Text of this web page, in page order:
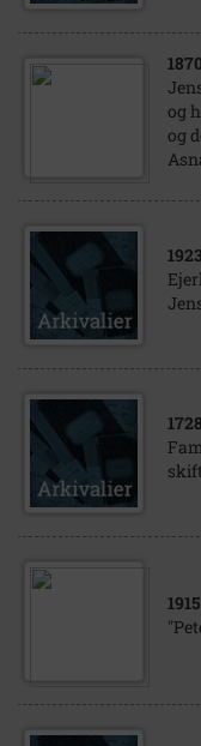
1870
og
og
1923
1728
1915